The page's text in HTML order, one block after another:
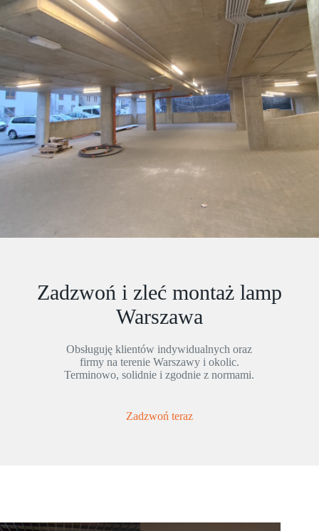
Zadzwoń i zleć montaż lamp
Warszawa
Obsługuję klientów indywidualnych oraz
firmy na terenie Warszawy i okolic.
Terminowo, solidnie i zgodnie z normami.
Zadzwoń teraz